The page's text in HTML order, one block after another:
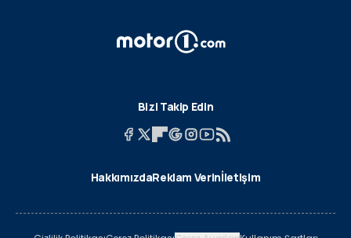
Bizi Takip Edin
HakkımızdaReklam Verinİletişim